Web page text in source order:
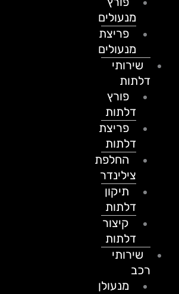
מנעולים
פריצת
מנעולים
שירותי
דלתות
פורץ
דלתות
פריצת
דלתות
החלפת
צילינדר
תיקון
דלתות
קיצור
דלתות
שירותי
מנעולן